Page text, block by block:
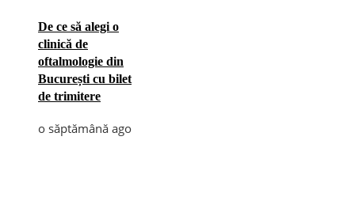
De ce să alegi o
clinică de
oftalmologie din
București cu bilet
de trimitere
o săptămână ago